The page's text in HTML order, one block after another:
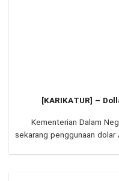
[KARIKATUR] –
Kementerian Dalam
sekarang penggunaan